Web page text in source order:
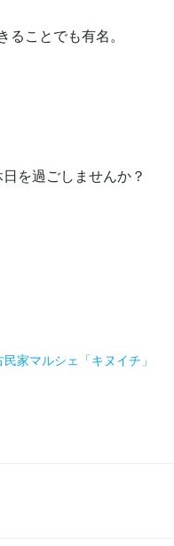
ことでも有名。
を過ごしませんか？
家マルシェ「キヌイチ」